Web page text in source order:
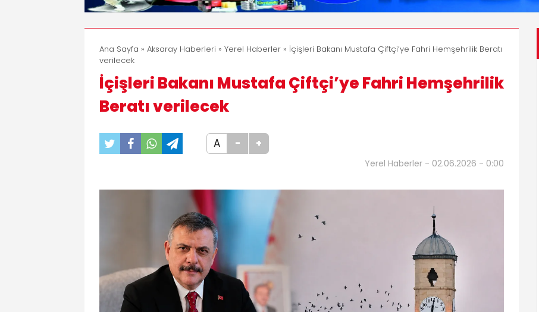
Ana Sayfa » Aksaray Haberleri » Yerel Haberler » İçişleri Bakanı Mustafa Çiftçi’ye Fahri Hemşehrilik Beratı
verilecek
İçişleri Bakanı Mustafa Çiftçi’ye Fahri Hemşehrilik
Beratı verilecek
A - +
Yerel Haberler - 02.06.2026 - 0:00